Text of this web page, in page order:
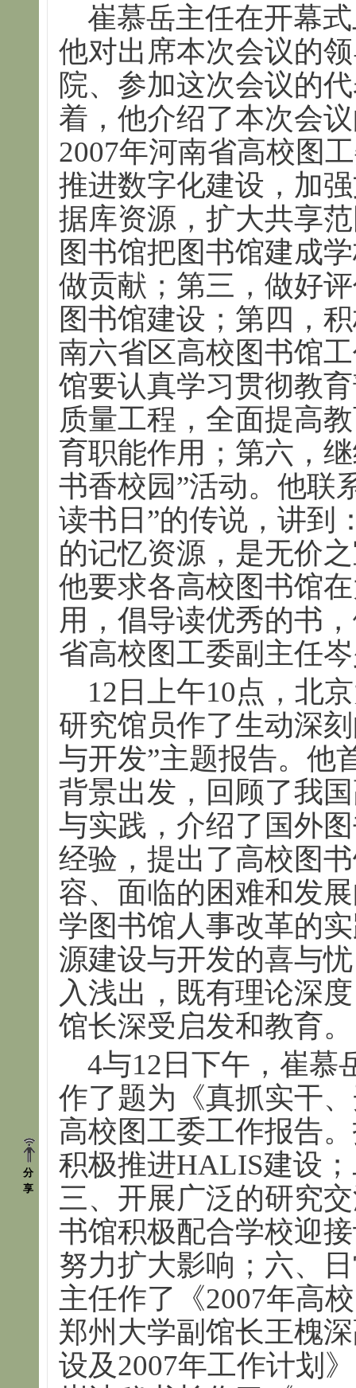
分
享
崔慕岳主任在开幕
他对出席本次会议的
院、参加这次会议的
着，他介绍了本次会
2007年河南省高校图
推进数字化建设，加
据库资源，扩大共享
图书馆把图书馆建成
做贡献；第三，做好
图书馆建设；第四，
南六省区高校图书馆
馆要认真学习贯彻教
质量工程，全面提高
育职能作用；第六，
书香校园”活动。他联
读书日”的传说，讲到
的记忆资源，是无价
他要求各高校图书馆
用，倡导读优秀的书
省高校图工委副主任
12日上午10点，北
研究馆员作了生动深
与开发”主题报告。他
背景出发，回顾了我
与实践，介绍了国外
经验，提出了高校图
容、面临的困难和发
学图书馆人事改革的
源建设与开发的喜与
入浅出，既有理论深
馆长深受启发和教育。
4与12日下午，崔慕
作了题为《真抓实干
高校图工委工作报告
积极推进HALIS建设
三、开展广泛的研究
书馆积极配合学校迎
努力扩大影响；六、
主任作了《2007年高
郑州大学副馆长王槐
设及2007年工作计划